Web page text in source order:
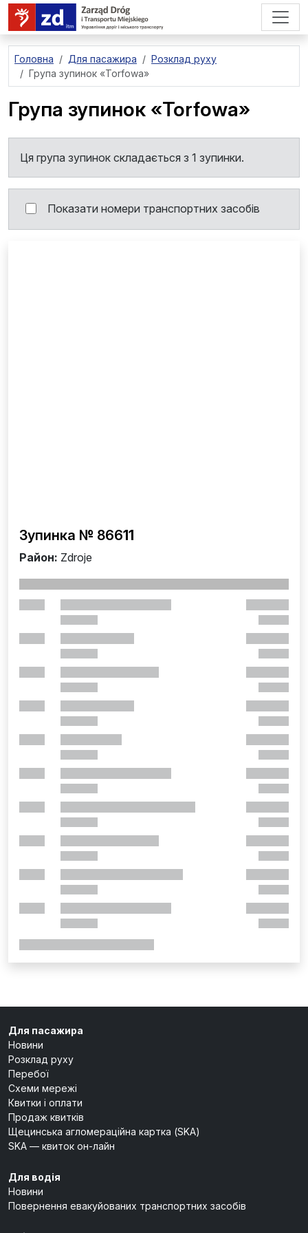
перейти до основного вмісту
Головна Для пасажира
Розклад руху
Група зупинок «Torfowa»
Група зупинок «Torfowa»
Ця група зупинок складається з 1 зупинки.
Показати номери транспортних засобів
Зупинка № 86611
Район: Zdroje
Для пасажира
Новини
Розклад руху
Перебої
Схеми мережі
Квитки і оплати
Продаж квитків
Щецинська агломераційна картка (SKA)
SKA — квиток он-лайн
Для водія
Новини
Повернення евакуйованих транспортних засобів